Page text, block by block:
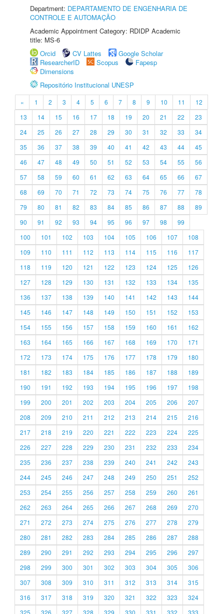
Department: DEPARTAMENTO DE ENGENHARIA DE
CONTROLE E AUTOMAÇÃO
Academic Appointment Category: RDIDP Academic
title: MS-6
Orcid
CV Lattes
Google Scholar
ResearcherID
Scopus
Fapesp
Dimensions
Repositório Institucional UNESP
« 1 2 3 4 5 6 7 8 9 10 11
12
13
14 15 16 17 18 19 20 21 22
23
24
25 26 27 28 29 30 31 32 33
34
35
36 37 38 39 40 41 42 43 44
45
46
47 48 49 50 51 52 53 54 55
56
57
58 59 60 61 62 63 64 65 66
67
68
69 70 71 72 73 74 75 76 77
78
79
80 81 82 83 84 85 86 87 88
89
90
91 92 93 94 95 96 97 98
99
100
101 102 103 104 105 106 107
108
109
110 111 112 113 114 115 116
117
118
119 120 121 122 123 124 125
126
127
128 129 130 131 132 133 134
135
136
137 138 139 140 141 142 143
144
145
146 147 148 149 150 151 152
153
154
155 156 157 158 159 160 161
162
163
164 165 166 167 168 169 170
171
172
173 174 175 176 177 178 179
180
181
182 183 184 185 186 187 188
189
190
191 192 193 194 195 196 197
198
199
200 201 202 203 204 205 206
207
208
209 210 211 212 213 214 215
216
217
218 219 220 221 222 223 224
225
226
227 228 229 230 231 232 233
234
235
236 237 238 239 240 241 242
243
244
245 246 247 248 249 250 251
252
253
254 255 256 257 258 259 260
261
262
263 264 265 266 267 268 269
270
271
272 273 274 275 276 277 278
279
280
281 282 283 284 285 286 287
288
289
290 291 292 293 294 295 296
297
298
299 300 301 302 303 304 305
306
307
308 309 310 311 312 313 314
315
316
317 318 319 320 321 322 323
324
325
326 327 328 329 330 331 332 333